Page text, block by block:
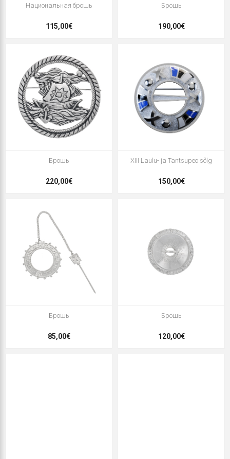
Национальная брошь
115,00€
Брошь
190,00€
Брошь
220,00€
XIII Laulu- ja Tantsupeo sõlg
150,00€
Брошь
85,00€
Брошь
120,00€